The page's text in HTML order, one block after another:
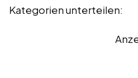
Kategorien unterteilen: